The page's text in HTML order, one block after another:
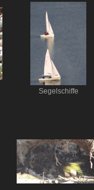
Segelschiffe